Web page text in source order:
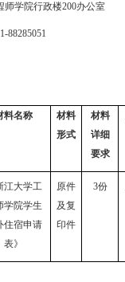
师学院行政楼200办公室
88285051
料名称
材料
形式
材料
详细
要求
江大学工
学院学生
住宿申请
表》
原件
及复
印件
3份